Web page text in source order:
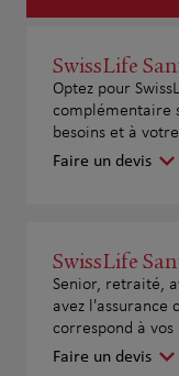
SwissLife
Optez pour
complémentaire
besoins et à
Faire un devis
SwissLife
Senior, retraité,
avez l'assurance
correspond à vos
Faire un devis